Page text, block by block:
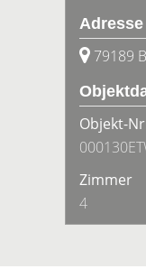
Adresse
79189
Objekt-
Zimmer
4